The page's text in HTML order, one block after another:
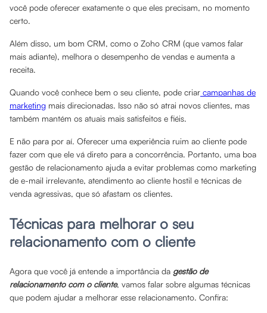
você pode oferecer exatamente o que eles precisam, no momento
certo.
Além disso, um bom CRM, como o Zoho CRM (que vamos falar
mais adiante), melhora o desempenho de vendas e aumenta a
receita.
Quando você conhece bem o seu cliente, pode criar campanhas de
marketing mais direcionadas. Isso não só atrai novos clientes, mas
também mantém os atuais mais satisfeitos e fiéis.
E não para por aí. Oferecer uma experiência ruim ao cliente pode
fazer com que ele vá direto para a concorrência. Portanto, uma boa
gestão de relacionamento ajuda a evitar problemas como marketing
de e-mail irrelevante, atendimento ao cliente hostil e técnicas de
venda agressivas, que só afastam os clientes.
Técnicas para melhorar o seu
relacionamento com o cliente
Agora que você já entende a importância da gestão de
relacionamento com o cliente, vamos falar sobre algumas técnicas
que podem ajudar a melhorar esse relacionamento. Confira: